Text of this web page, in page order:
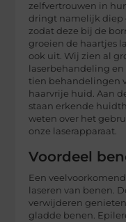
zelfvertrouwen in
dringt namelijk diep
zodat deze bij de
groeien de haartjes
ook uit. Wij zien al
laserbehandeling
tien behandelingen
haarvrije huid. Aan
staan erkende
weten over het
onze laserapparaat.
Voordeel
Een
laseren van benen.
verwijderen
gladde benen.